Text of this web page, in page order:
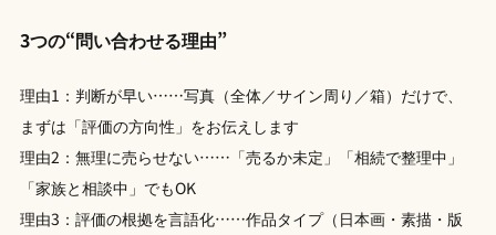
3つの“問い合わせる理由”
理由1：判断が早い……写真（全体／サイン周り／箱）だけで、
まずは「評価の方向性」をお伝えします
理由2：無理に売らせない……「売るか未定」「相続で整理中」
「家族と相談中」でもOK
理由3：評価の根拠を言語化……作品タイプ（日本画・素描・版